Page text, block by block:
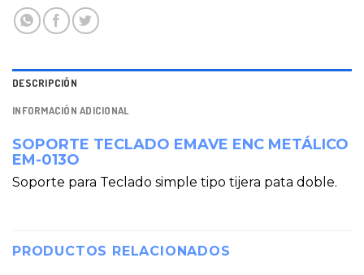
DESCRIPCIÓN
INFORMACIÓN ADICIONAL
SOPORTE TECLADO EMAVE ENC METÁLICO
EM-013O
Soporte para Teclado simple tipo tijera pata doble.
PRODUCTOS RELACIONADOS